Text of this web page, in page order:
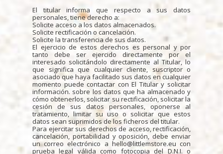
El titular informa que respecto a sus datos
personales, tiene derecho a:
Solicite acceso a los datos almacenados.
Solicite rectificación o cancelación.
Solicite la transferencia de sus datos.
El ejercicio de estos derechos es personal y por
tanto debe ser ejercido directamente por el
interesado solicitándolo directamente al Titular, lo
que significa que cualquier cliente, suscriptor o
asociado que haya facilitado sus datos en cualquier
momento puede contactar con El Titular y solicitar
información. sobre los datos que ha almacenado y
cómo obtenerlos, solicitar su rectificación, solicitar la
cesión de sus datos personales, oponerse al
tratamiento, limitar su uso o solicitar que estos
datos sean suprimidos de los ficheros del titular.
Para ejercitar sus derechos de acceso, rectificación,
cancelación, portabilidad y oposición, debe enviar
un correo electrónico a hello@littlemstore.eu con
prueba legal válida como fotocopia del D.N.I. o